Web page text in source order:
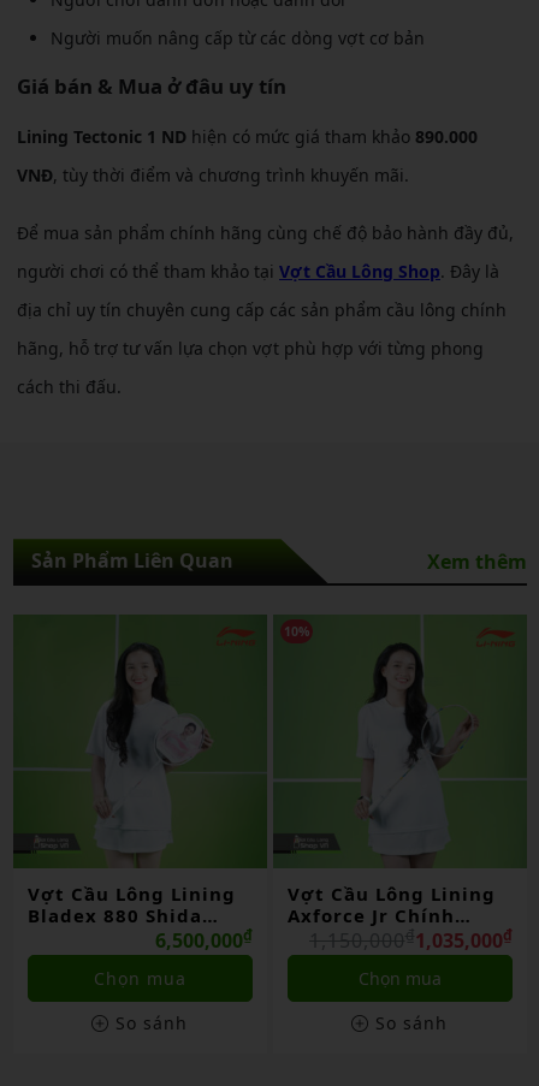
Người muốn nâng cấp từ các dòng vợt cơ bản
Giá bán & Mua ở đâu uy tín
Lining Tectonic 1 ND hiện có mức giá tham khảo 890.000
VNĐ, tùy thời điểm và chương trình khuyến mãi.
Để mua sản phẩm chính hãng cùng chế độ bảo hành đầy đủ,
người chơi có thể tham khảo tại Vợt Cầu Lông Shop. Đây là
địa chỉ uy tín chuyên cung cấp các sản phẩm cầu lông chính
hãng, hỗ trợ tư vấn lựa chọn vợt phù hợp với từng phong
cách thi đấu.
Sản Phẩm Liên Quan Xem thêm
Vợt Cầu Lông Lining
Axforce Jr Chính
1,035,000₫
Chọn mua
So sánh
10%
Vợt Cầu Lông Lining
3d Calibar 800 Chính
Hãng
3,510,000₫
3,900,000₫
Liên hệ
So sánh